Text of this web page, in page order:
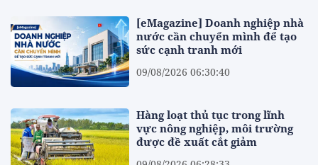
[eMagazine] Doanh nghiệp nhà
nước cần chuyển mình để tạo
sức cạnh tranh mới
09/08/2026 06:30:40
Hàng loạt thủ tục trong lĩnh
vực nông nghiệp, môi trường
được đề xuất cắt giảm